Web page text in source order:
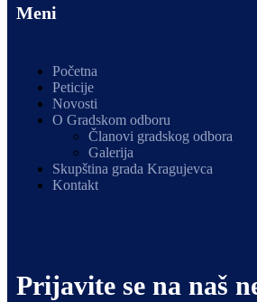
Meni
Početna
Peticije
Novosti
O Gradskom odboru
Članovi gradskog odbora
Galerija
Skupština grada Kragujevca
Kontakt
Prijavite se na naš